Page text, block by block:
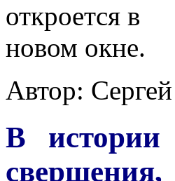
Автор:
В истории